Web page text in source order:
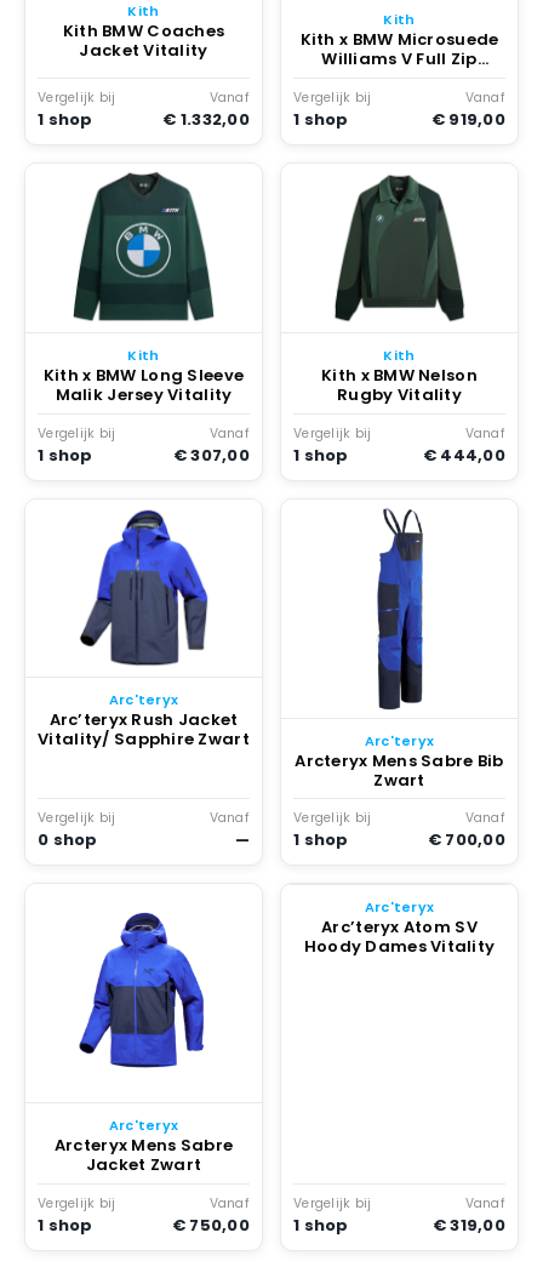
Kith
Kith BMW Coaches
Jacket Vitality
Vergelijk bij
1 shop
Vanaf
€ 1.332,00
Kith
Kith x BMW Microsuede
Williams V Full Zip
Hoodie Vitality
Vergelijk bij
1 shop
Vanaf
€ 919,00
Kith
Kith x BMW Long Sleeve
Malik Jersey Vitality
Vergelijk bij
1 shop
Vanaf
€ 307,00
Kith
Kith x BMW Nelson
Rugby Vitality
Vergelijk bij
1 shop
Vanaf
€ 444,00
Arc'teryx
Arc’teryx Rush Jacket
Vitality/ Sapphire Zwart
Vergelijk bij
0 shop
Vanaf
—
Arc'teryx
Arcteryx Mens Sabre Bib
Zwart
Vergelijk bij
1 shop
Vanaf
€ 700,00
Arc'teryx
Arcteryx Mens Sabre
Jacket Zwart
Vergelijk bij
1 shop
Vanaf
€ 750,00
Arc'teryx
Arc’teryx Atom SV
Hoody Dames Vitality
Vergelijk bij
1 shop
Vanaf
€ 319,00